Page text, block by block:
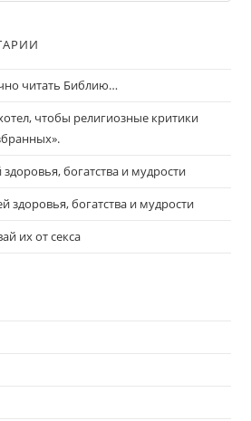
читать Библию…
чтобы религиозные критики
здоровья, богатства и мудрости
здоровья, богатства и мудрости
их от секса